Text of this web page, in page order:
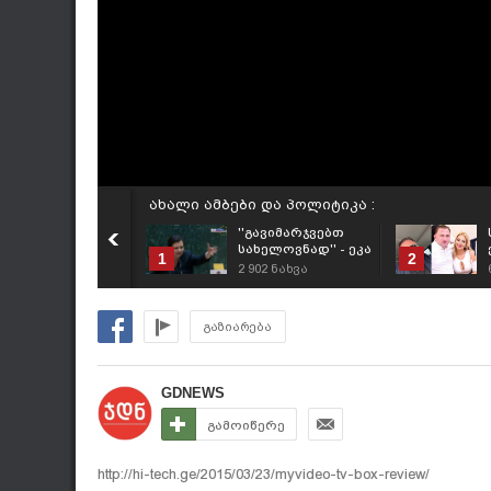
ახალი ამბები და პოლიტიკა :
1
''გავიმარჯვებთ
სახელოვნად'' - ეკა
ხერხეულიძის
2 902 ნახვა
2
გაზიარება
GDNEWS
გამოიწერე
http://hi-tech.ge/2015/03/23/myvideo-tv-box-review/